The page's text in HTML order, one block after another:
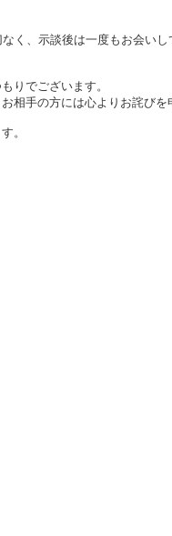
く、示談後は一度もお会いし
りでございます。
相手の方には心よりお詫びを
。